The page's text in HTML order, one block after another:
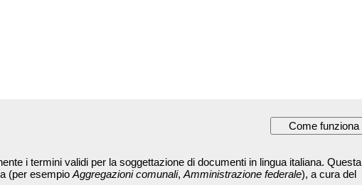
i termini validi per la soggettazione di documenti in lingua italiana. Questa
(per esempio Aggregazioni comunali, Amministrazione federale), a cura del